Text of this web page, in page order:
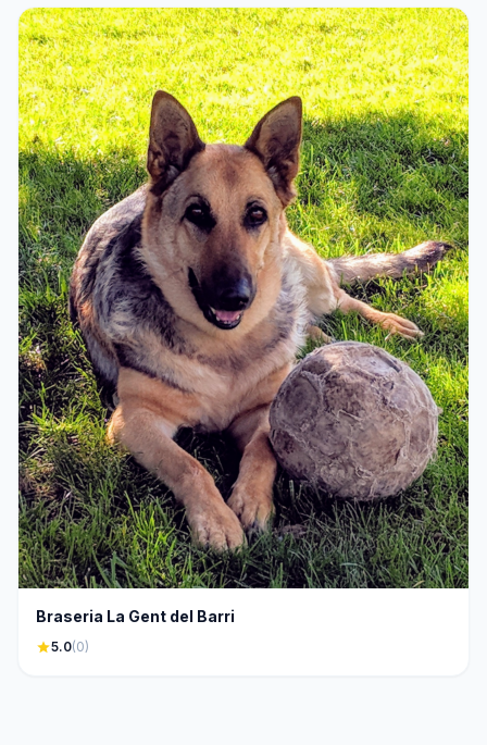
Braseria La Gent del Barri
star5.0(0)